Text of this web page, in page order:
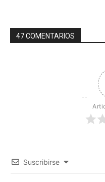
47 COMENTARIOS
Suscribirse